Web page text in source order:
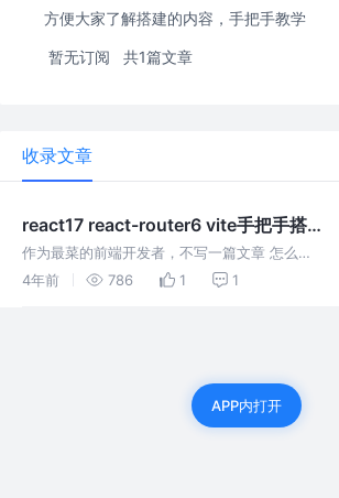
方便大家了解搭建的内容，手把手教学
暂无订阅 共1篇文章
收录文章
react17 react-router6 vite手把手搭
建一个简易项目（一）
作为最菜的前端开发者，不写一篇文章 怎么能
证明我最菜呢？ 开始吧。 打开命令行检查一下
4年前 786 1 1
APP内打开